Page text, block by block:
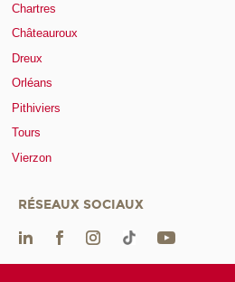
Chartres
Châteauroux
Dreux
Orléans
Pithiviers
Tours
Vierzon
RÉSEAUX SOCIAUX